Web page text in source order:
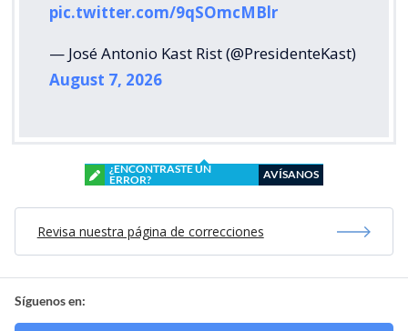
pic.twitter.com/9qSOmcMBlr
— José Antonio Kast Rist (@PresidenteKast)
August 7, 2026
¿ENCONTRASTE UN
ERROR?
AVÍSANOS
Revisa nuestra página de correcciones
Síguenos en: